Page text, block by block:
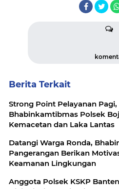
Berita Terkait
Strong Point Pelayanan
Bhabinkamtibmas Polsek
Kemacetan dan Laka Lantas
Datangi Warga Ronda,
Pangerangan Berikan
Keamanan Lingkungan
Anggota Polsek KSKP